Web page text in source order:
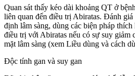
Quan sát thấy kéo dài khoảng QT ở
liên quan đến điều trị Abiratas. Đánh
định lâm sàng, dùng các biện pháp
điều trị với Abiratas nếu có sự suy giảm
mặt lâm sàng (xem Liều dùng và cách
Độc tính gan và suy gan